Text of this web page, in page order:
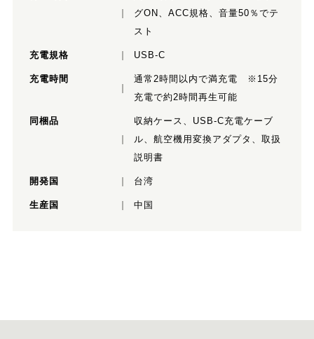
グON、ACC規格、音量50％でテ
スト
充電規格 USB-C
充電時間
通常2時間以内で満充電 ※15分
充電で約2時間再生可能
同梱品
収納ケース、USB-C充電ケーブ
ル、航空機用変換アダプタ、取扱
説明書
開発国 台湾
生産国 中国